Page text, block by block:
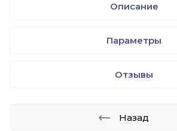
Описание
Параметры
Отзывы
Назад